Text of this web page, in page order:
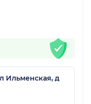
Ильменская, д